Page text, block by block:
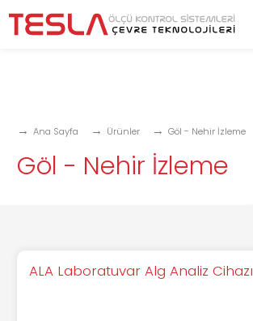
Ana Sayfa Ürünler Göl - Nehir İzleme
Göl - Nehir İzleme
ALA Laboratuvar Alg Analiz Cihazı